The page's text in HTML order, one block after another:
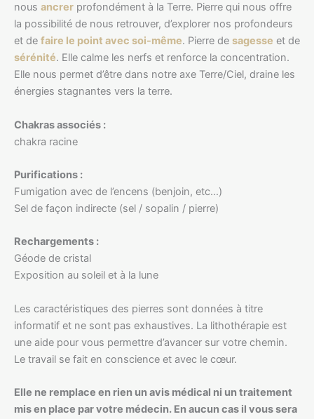
nous ancrer profondément à la Terre. Pierre qui nous offre
la possibilité de nous retrouver, d’explorer nos profondeurs
et de faire le point avec soi-même. Pierre de sagesse et de
sérénité. Elle calme les nerfs et renforce la concentration.
Elle nous permet d’être dans notre axe Terre/Ciel, draine les
énergies stagnantes vers la terre.
Chakras associés :
chakra racine
Purifications :
Fumigation avec de l’encens (benjoin, etc…)
Sel de façon indirecte (sel / sopalin / pierre)
Rechargements :
Géode de cristal
Exposition au soleil et à la lune
Les caractéristiques des pierres sont données à titre
informatif et ne sont pas exhaustives. La lithothérapie est
une aide pour vous permettre d’avancer sur votre chemin.
Le travail se fait en conscience et avec le cœur.
Elle ne remplace en rien un avis médical ni un traitement
mis en place par votre médecin. En aucun cas il vous sera